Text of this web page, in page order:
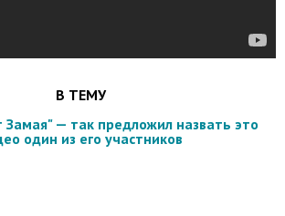
В ТЕМУ
Замая" — так предложил назвать это
один из его участников